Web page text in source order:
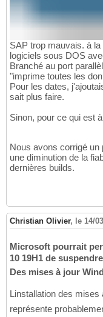
SAP trop mauvais. à
logiciels sous DOS
Branché au port
"imprime toutes les
Pour les dates,
sait plus faire.
Sinon, pour ce qui est
Nous avons corrigé
une diminution de la
dernières builds.
Christian Olivier, le 14/
Microsoft pourrait
10 19H1 de
Des mises à jour
Linstallation des
représente